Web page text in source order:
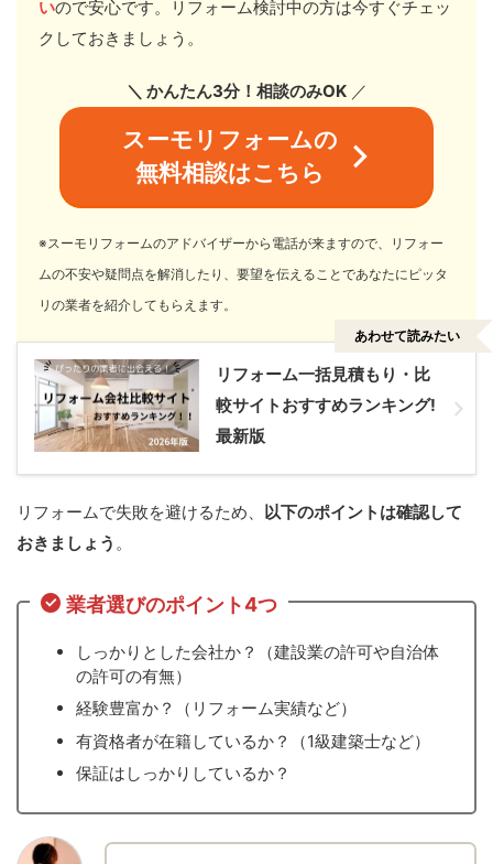
いので安心です。リフォーム検討中の方は今すぐチェッ
クしておきましょう。
＼ かんたん3分！相談のみOK／
スーモリフォームの
無料相談はこちら
※スーモリフォームのアドバイザーから電話が来ますので、リフォー
ムの不安や疑問点を解消したり、要望を伝えることであなたにピッタ
リの業者を紹介してもらえます。
リフォーム一括見積もり・比
較サイトおすすめランキング!
最新版
あわせて読みたい
リフォームで失敗を避けるため、 以下のポイントは確認して
おきましょう 。
業者選びのポイント4つ
しっかりとした会社か？（建設業の許可や自治体
の許可の有無）
経験豊富か？（リフォーム実績など）
有資格者が在籍しているか？（1級建築士など）
保証はしっかりしているか？